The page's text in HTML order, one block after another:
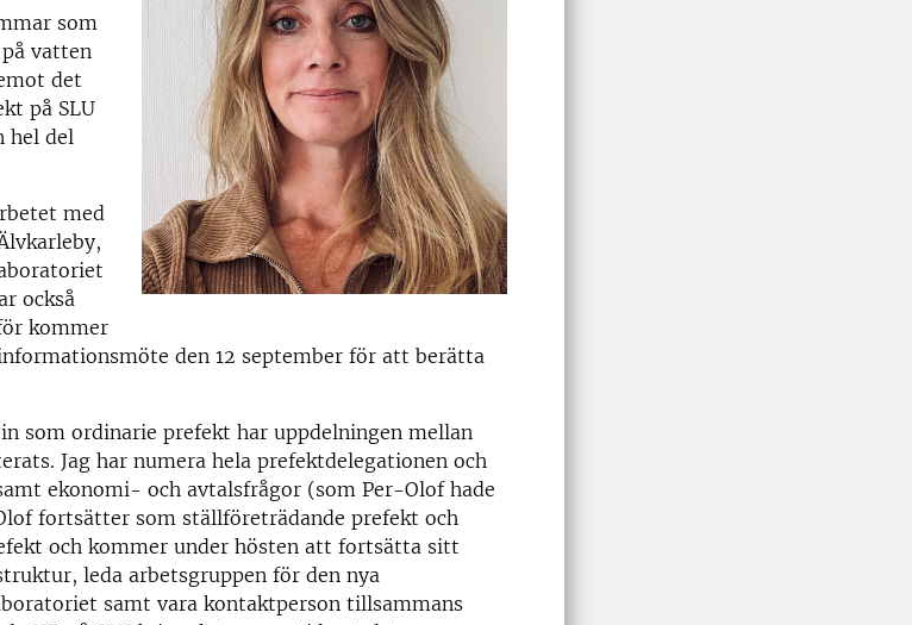
som
vatten
det
på SLU
hel del
med
också
kommer
den 12 september för att berätta
som ordinarie prefekt har uppdelningen mellan
Jag har numera hela prefektdelegationen och
ekonomi- och avtalsfrågor (som Per-Olof hade
fortsätter som ställföreträdande prefekt och
och kommer under hösten att fortsätta sitt
leda arbetsgruppen för den nya
samt vara kontaktperson tillsammans